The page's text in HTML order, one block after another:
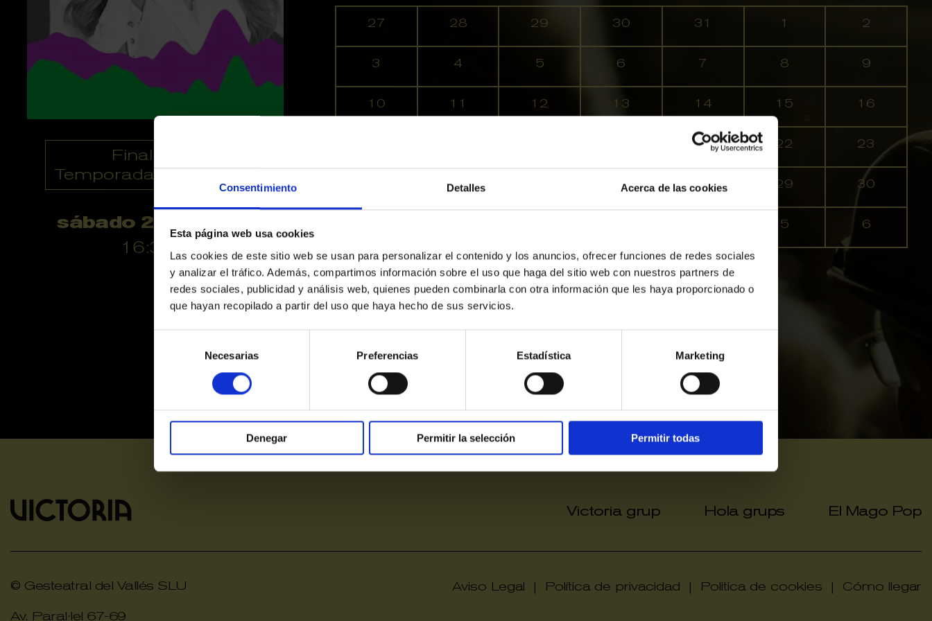
Consentimiento Detalles Acerca de las cookies
Esta página web usa cookies
Las cookies de este sitio web se usan para personalizar el contenido y los anuncios, ofrecer funciones de redes sociales
y analizar el tráfico. Además, compartimos información sobre el uso que haga del sitio web con nuestros partners de
redes sociales, publicidad y análisis web, quienes pueden combinarla con otra información que les haya proporcionado o
que hayan recopilado a partir del uso que haya hecho de sus servicios.
consentimiento
Necesarias Preferencias Estadística Marketing
Denegar Permitir la selección Permitir todas
Finalizado
Temporadas anteriores
sábado 21 octubre
16:30 h
No hay ninguna actividad este mes
27 28 29 30 31 1 2
3 4 5 6 7 8 9
10 11 12 13 14 15 16
21 22 23
25 27 28 29 30
5 6
Alta Media Baja Últimas entradas Agotadas
Victoria grup Hola grups El Mago Pop
© Gesteatral del Vallés SLU
Av. Paral·lel 67-69
Aviso Legal | Política de privacidad | Politica de cookies | Cómo llegar